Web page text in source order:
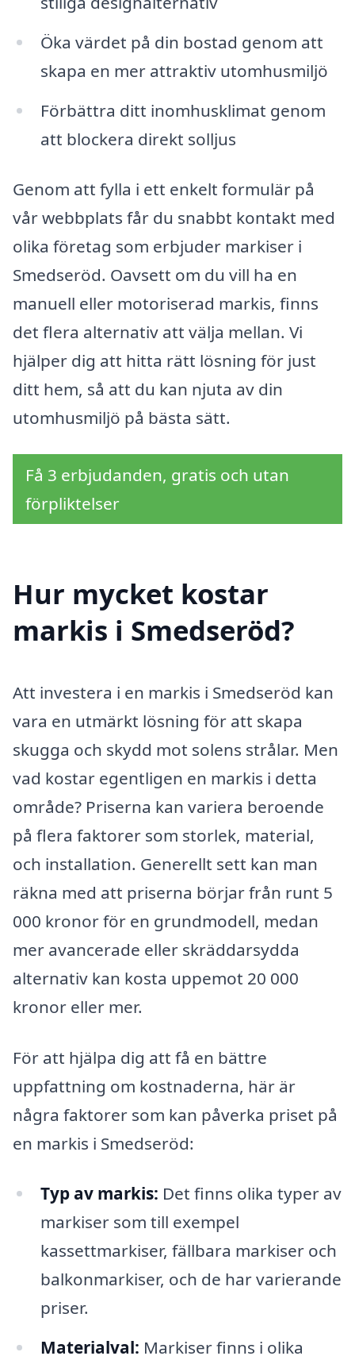
Öka värdet på din bostad genom att
skapa en mer attraktiv utomhusmiljö
Förbättra ditt inomhusklimat genom
att blockera direkt solljus
Genom att fylla i ett enkelt formulär på
vår webbplats får du snabbt kontakt med
olika företag som erbjuder markiser i
Smedseröd. Oavsett om du vill ha en
manuell eller motoriserad markis, finns
det flera alternativ att välja mellan. Vi
hjälper dig att hitta rätt lösning för just
ditt hem, så att du kan njuta av din
utomhusmiljö på bästa sätt.
Få 3 erbjudanden, gratis och utan
förpliktelser
Hur mycket kostar
markis i Smedseröd?
Att investera i en markis i Smedseröd kan
vara en utmärkt lösning för att skapa
skugga och skydd mot solens strålar. Men
vad kostar egentligen en markis i detta
område? Priserna kan variera beroende
på flera faktorer som storlek, material,
och installation. Generellt sett kan man
räkna med att priserna börjar från runt 5
000 kronor för en grundmodell, medan
mer avancerade eller skräddarsydda
alternativ kan kosta uppemot 20 000
kronor eller mer.
För att hjälpa dig att få en bättre
uppfattning om kostnaderna, här är
några faktorer som kan påverka priset på
en markis i Smedseröd:
Typ av markis: Det finns olika typer av
markiser som till exempel
kassettmarkiser, fällbara markiser och
balkonmarkiser, och de har varierande
priser.
Materialval: Markiser finns i olika